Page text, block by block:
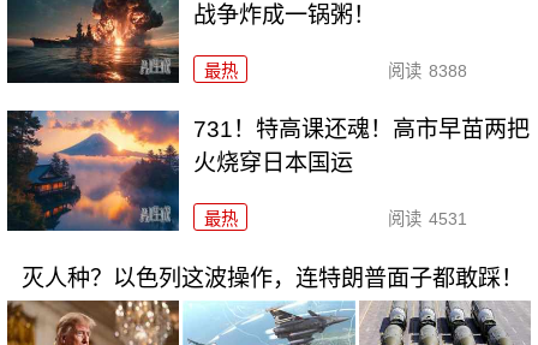
战争炸成一锅粥！
最热 阅读 8388
731！特高课还魂！高市早苗两把
火烧穿日本国运
最热 阅读 4531
灭人种？以色列这波操作，连特朗普面子都敢踩！